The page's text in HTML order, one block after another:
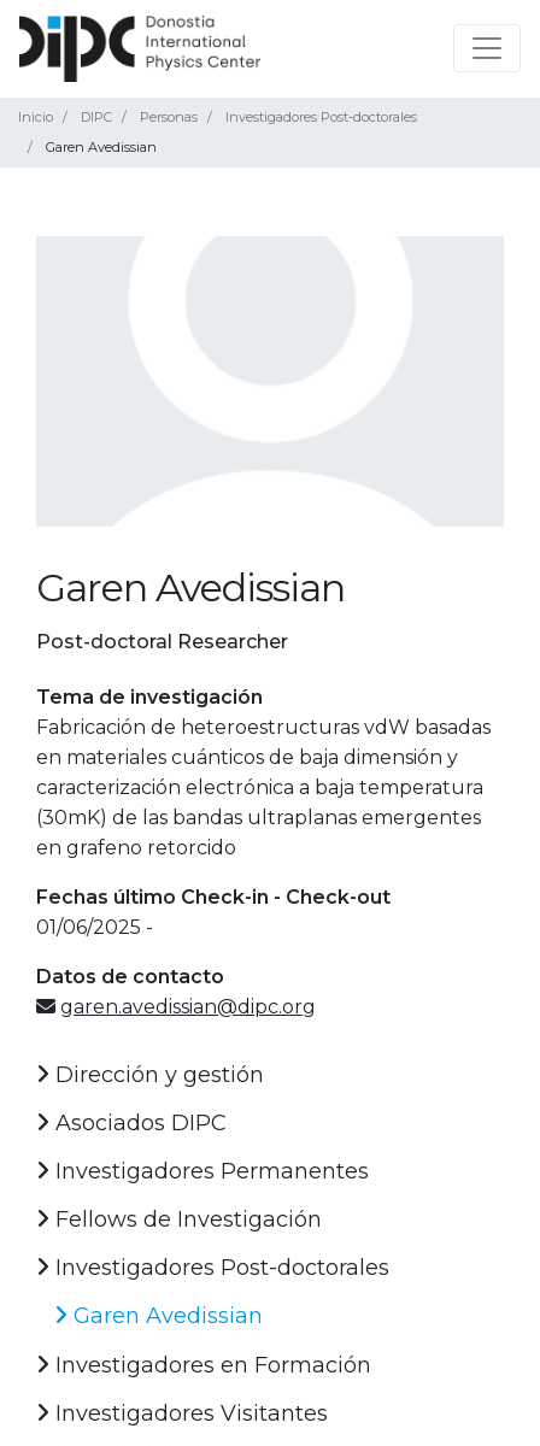
Inicio DIPC Personas
Investigadores Post-doctorales
Garen Avedissian
Garen Avedissian
Post-doctoral Researcher
Tema de investigación
Fabricación de heteroestructuras vdW basadas
en materiales cuánticos de baja dimensión y
caracterización electrónica a baja temperatura
(30mK) de las bandas ultraplanas emergentes
en grafeno retorcido
Fechas último Check-in - Check-out
01/06/2025 -
Datos de contacto
garen.avedissian@dipc.org
Dirección y gestión
Asociados DIPC
Investigadores Permanentes
Fellows de Investigación
Investigadores Post-doctorales
Garen Avedissian
Investigadores en Formación
Investigadores Visitantes